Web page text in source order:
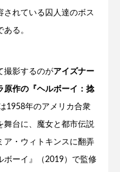
されている囚人達のボス
る。
撮影するのがアイズナー
原作の『ヘルボーイ：捻
1958年のアメリカ合衆
舞台に、魔女と都市伝説
ア・ウィトキンスに翻弄
ボーイ』（2019）で監修